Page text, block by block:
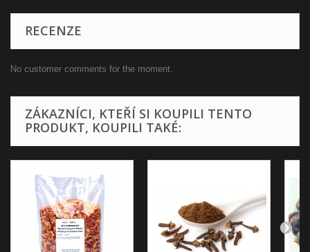
RECENZE
No customer comments for the moment.
ZÁKAZNÍCI, KTEŘÍ SI KOUPILI TENTO
PRODUKT, KOUPILI TAKÉ: